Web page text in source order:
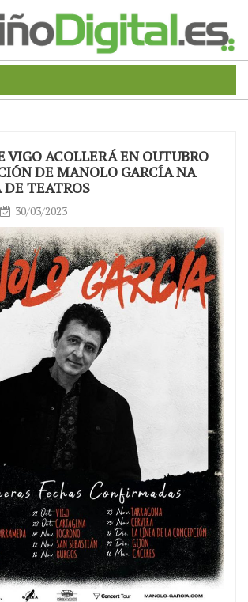
VIGO ACOLLERÁ EN OUTUBRO
DE MANOLO GARCÍA NA
DE TEATROS
30/03/2023